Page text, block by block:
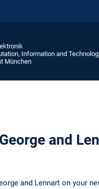
Information and
München
and
and Lennart on your